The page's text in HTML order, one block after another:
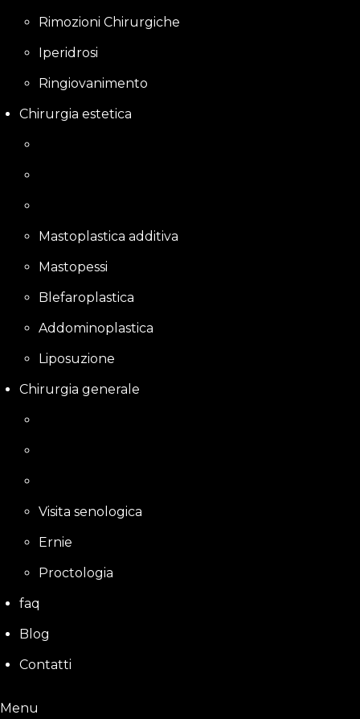
Rimozioni Chirurgiche
Iperidrosi
Ringiovanimento
Chirurgia estetica
Mastoplastica additiva
Mastopessi
Blefaroplastica
Addominoplastica
Liposuzione
Chirurgia generale
Visita senologica
Ernie
Proctologia
faq
Blog
Contatti
Menu